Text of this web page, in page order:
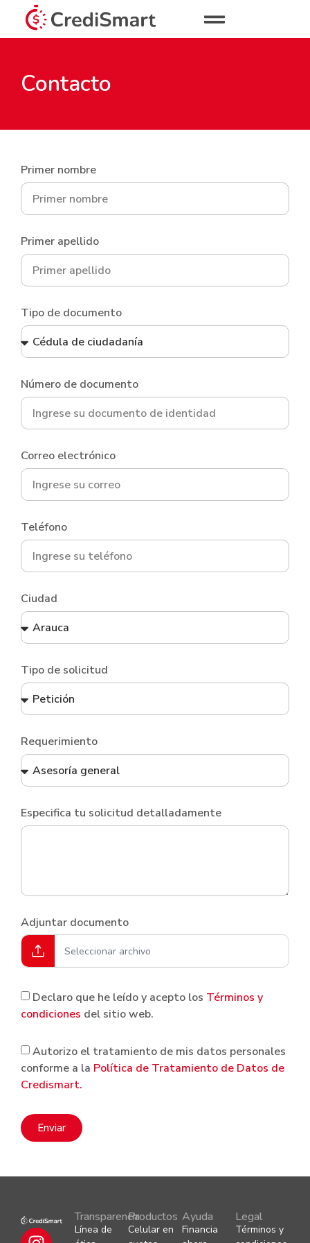
Contacto
Primer nombre
Primer apellido
Tipo de documento
Número de documento
Correo electrónico
Teléfono
Ciudad
Tipo de solicitud
Requerimiento
Especifica tu solicitud detalladamente
Adjuntar documento
Seleccionar archivo
Declaro que he leído y acepto los Términos y
condiciones del sitio web.
Autorizo el tratamiento de mis datos personales
conforme a la Política de Tratamiento de Datos de
Credismart.
Enviar
Transparencia
Línea de
Productos
Celular en
Ayuda
Financia
Legal
Términos y